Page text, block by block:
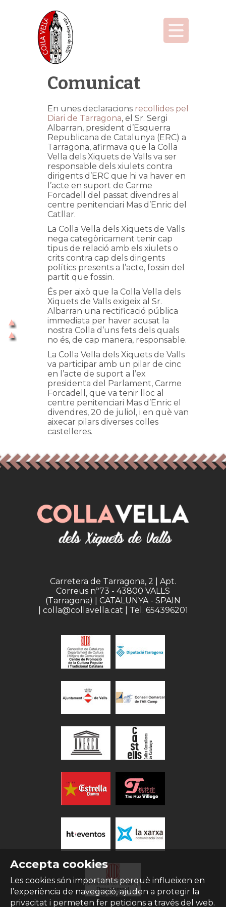
Comunicat
En unes declaracions recollides pel
Diari de Tarragona, el Sr. Sergi
Albarran, president d’Esquerra
Republicana de Catalunya (ERC) a
Tarragona, afirmava que la Colla
Vella dels Xiquets de Valls va ser
responsable dels xiulets contra
dirigents d’ERC que hi va haver en
l’acte en suport de Carme
Forcadell del passat divendres al
centre penitenciari Mas d’Enric del
Catllar.
La Colla Vella dels Xiquets de Valls
nega categòricament tenir cap
tipus de relació amb els xiulets o
crits contra cap dels dirigents
polítics presents a l’acte, fossin del
partit que fossin.
És per això que la Colla Vella dels
Xiquets de Valls exigeix al Sr.
Albarran una rectificació pública
immediata per haver acusat la
nostra Colla d’uns fets dels quals
no és, de cap manera, responsable.
La Colla Vella dels Xiquets de Valls
va participar amb un pilar de cinc
en l’acte de suport a l’ex
presidenta del Parlament, Carme
Forcadell, que va tenir lloc al
centre penitenciari Mas d’Enric el
divendres, 20 de juliol, i en què van
aixecar pilars diverses colles
castelleres.
Accepta cookies
Les cookies són importants perquè influeixen en
l’experiència de navegació, ajuden a protegir la
privacitat i permeten fer peticions a través del web.
Carretera de Tarragona, 2 | Apt.
Correus nº73 - 43800 VALLS
(Tarragona) | CATALUNYA - SPAIN
| colla@collavella.cat | Tel. 654396201